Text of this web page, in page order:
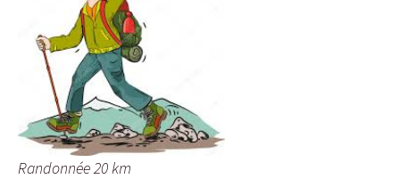
Randonnée 20 km